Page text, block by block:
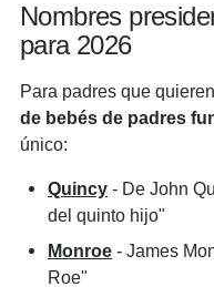
Nombres
para 2026
Para padres que
de bebés de padres
único:
Quincy - De John
del quinto hijo"
Monroe - James
Roe"